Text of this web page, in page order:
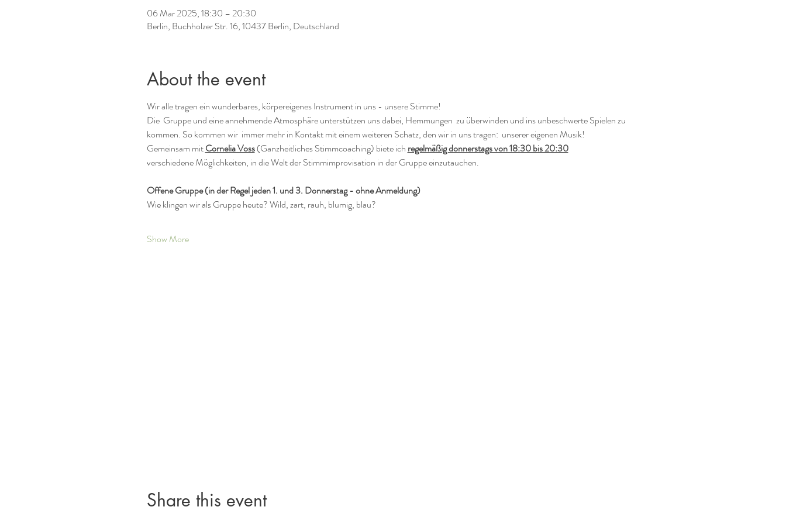
06 Mar 2025, 18:30 – 20:30
Berlin, Buchholzer Str. 16, 10437 Berlin, Deutschland
About the event
Wir alle tragen ein wunderbares, körpereigenes Instrument in uns - unsere Stimme!
Die  Gruppe und eine annehmende Atmosphäre unterstützen uns dabei, Hemmungen  zu überwinden und ins unbeschwerte Spielen zu
kommen. So kommen wir  immer mehr in Kontakt mit einem weiteren Schatz, den wir in uns tragen:  unserer eigenen Musik!
Gemeinsam mit Cornelia Voss (Ganzheitliches Stimmcoaching) biete ich regelmäßig donnerstags von 18:30 bis 20:30
verschiedene Möglichkeiten, in die Welt der Stimmimprovisation in der Gruppe einzutauchen.
Offene Gruppe (in der Regel jeden 1. und 3. Donnerstag - ohne Anmeldung)
Wie klingen wir als Gruppe heute? Wild, zart, rauh, blumig, blau?
Show More
Share this event